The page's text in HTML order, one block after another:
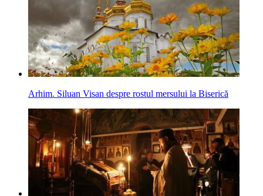
Arhim. Siluan Visan despre rostul mersului la Biserică